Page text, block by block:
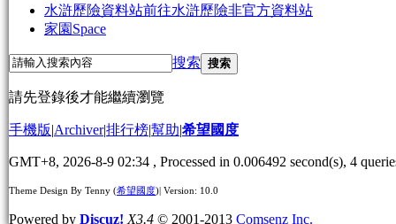
水滸歷險資料站前往水滸歷險非官方資料站
家園 Space
搜索 搜索
請先登錄後才能繼續瀏覽
手機版|Archiver|排行榜|幫助|希望國度
GMT+8, 2026-8-9 02:34 , Processed in 0.006492 second(s), 4
Theme Design By Tenny (希望國度)| Version: 10.0
Powered by Discuz! X3.4 © 2001-2013 Comsenz Inc.